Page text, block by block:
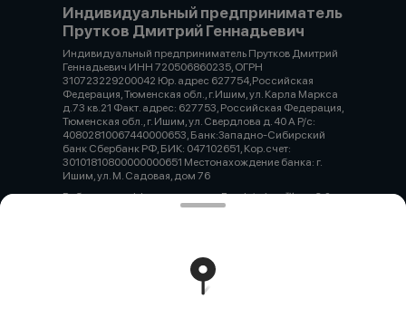
Индивидуальный предприниматель
Прутков Дмитрий Геннадьевич
Индивидуальный предприниматель Прутков Дмитрий
Геннадьевич ИНН 720506860235, ОГРН
310723229200042 Юр. адрес 627754,Российская
Федерация, Тюменская обл., г.Ишим, ул. Карла Маркса
д.73 кв.21 Факт. адрес: 627753, Российская Федерация,
Тюменская обл., г. Ишим, ул. Свердлова д. 40 А Р/с:
40802810067440000653, Банк:Западно-Сибирский
банк Сбербанк РФ, БИК: 047102651, Кор.счет:
30101810800000000651 Местонахождение банка: г.
Ишим, ул. М. Садовая, дом 76
Работает на эффективном ядреFoodpicássover. 3.2
Политика конфиденциальности
Публичная оферта